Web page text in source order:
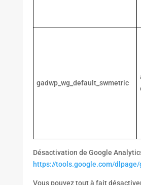
gadwp_wg_default_swmetric
Désactivation de Google
https://tools.google.com/
Vous pouvez tout à fait